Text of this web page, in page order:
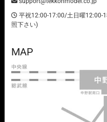
平祝12:00-17:00/土日曜12:00-
照下さい)
MAP